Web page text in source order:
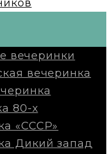
вечеринки
вечеринка
80-х
«СССР»
Дикий запад